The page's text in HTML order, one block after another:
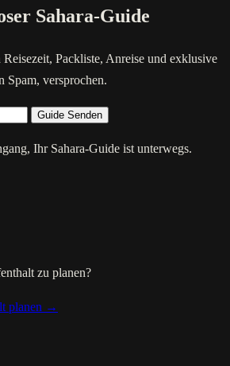
Sahara-Guide
Packliste, Anreise und exklusive
Spam, versprochen.
Guide Senden
Ihr Sahara-Guide ist unterwegs.
zu planen?
planen →